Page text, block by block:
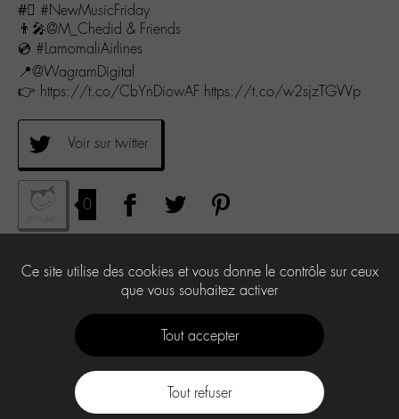
#⃣ #NewMusicFriday
👨‍🎤@M_Chedid & Friends
💿 #LamomaliAirlines
📍@WagramDigital
👉 https://t.co/CbYnDiowAF https://t.co/w2sjzTGVVp
Voir sur twitter
0
Ce site utilise des cookies et vous donne le contrôle sur ceux
que vous souhaitez activer
Tout accepter
Tout refuser